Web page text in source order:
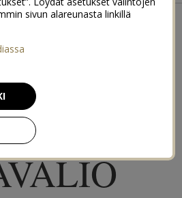
LÄÄKKEET VAI LÄÄKKEET
FIT
sivun alareunasta linkillä